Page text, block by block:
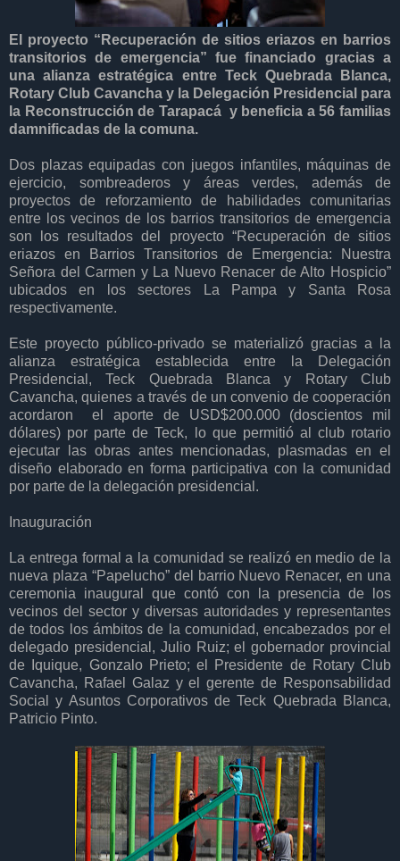
El proyecto “Recuperación de sitios eriazos en barrios
transitorios de emergencia” fue financiado gracias a
una alianza estratégica entre Teck Quebrada Blanca,
Rotary Club Cavancha y la Delegación Presidencial para
la Reconstrucción de Tarapacá y beneficia a 56 familias
damnificadas de la comuna.
Dos plazas equipadas con juegos infantiles, máquinas de
ejercicio, sombreaderos y áreas verdes, además de
proyectos de reforzamiento de habilidades comunitarias
entre los vecinos de los barrios transitorios de emergencia
son los resultados del proyecto “Recuperación de sitios
eriazos en Barrios Transitorios de Emergencia: Nuestra
Señora del Carmen y La Nuevo Renacer de Alto Hospicio”
ubicados en los sectores La Pampa y Santa Rosa
respectivamente.
Este proyecto público-privado se materializó gracias a la
alianza estratégica establecida entre la Delegación
Presidencial, Teck Quebrada Blanca y Rotary Club
Cavancha, quienes a través de un convenio de cooperación
acordaron el aporte de USD$200.000 (doscientos mil
dólares) por parte de Teck, lo que permitió al club rotario
ejecutar las obras antes mencionadas, plasmadas en el
diseño elaborado en forma participativa con la comunidad
por parte de la delegación presidencial.
Inauguración
La entrega formal a la comunidad se realizó en medio de la
nueva plaza “Papelucho” del barrio Nuevo Renacer, en una
ceremonia inaugural que contó con la presencia de los
vecinos del sector y diversas autoridades y representantes
de todos los ámbitos de la comunidad, encabezados por el
delegado presidencial, Julio Ruiz; el gobernador provincial
de Iquique, Gonzalo Prieto; el Presidente de Rotary Club
Cavancha, Rafael Galaz y el gerente de Responsabilidad
Social y Asuntos Corporativos de Teck Quebrada Blanca,
Patricio Pinto.